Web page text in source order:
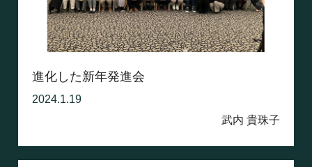
進化した新年発進会
2024.1.19
武内 貴珠子